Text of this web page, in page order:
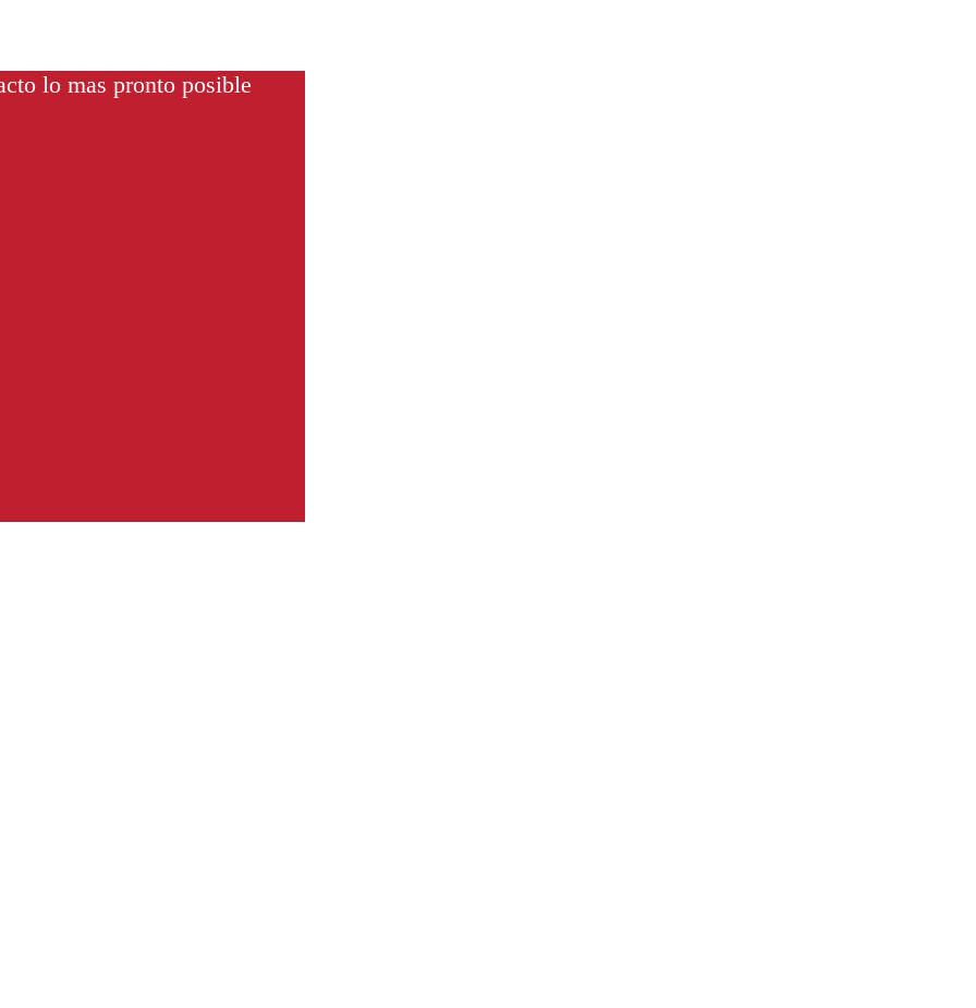
lo mas pronto posible